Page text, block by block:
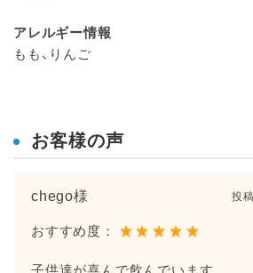
アレルギー情報
もも、りんご
お客様の声
chego様 投
おすすめ度：
子供達が喜んで飲んでいます